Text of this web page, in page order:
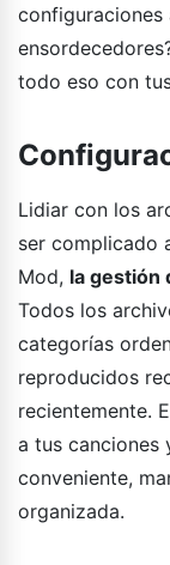
configuraciones
todo eso con
Lidiar con los
ser complicado
Mod, la gestión
Todos los
categorías
reproducidos
recientemente.
a tus canciones
conveniente,
organizada.